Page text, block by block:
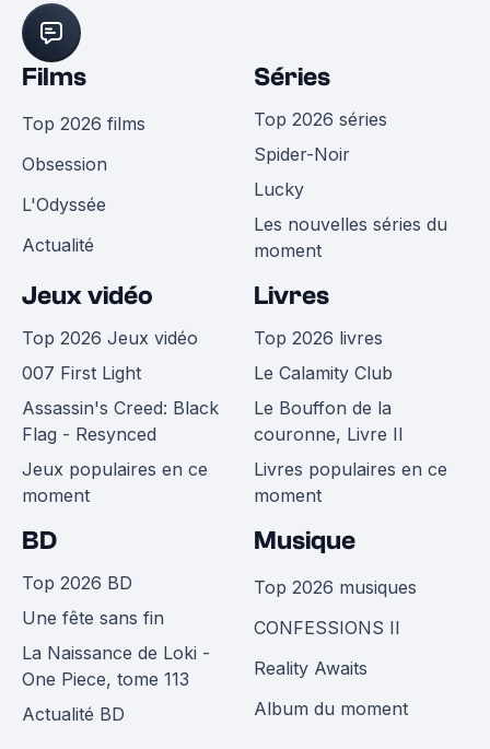
Films
Top 2026 films
Obsession
L'Odyssée
Actualité
Séries
Top 2026 séries
Spider-Noir
Lucky
Les nouvelles séries du
moment
Jeux vidéo
Top 2026 Jeux vidéo
007 First Light
Assassin's Creed: Black
Flag - Resynced
Jeux populaires en ce
moment
Livres
Top 2026 livres
Le Calamity Club
Le Bouffon de la
couronne, Livre II
Livres populaires en ce
moment
BD
Top 2026 BD
Une fête sans fin
La Naissance de Loki -
One Piece, tome 113
Actualité BD
Musique
Top 2026 musiques
CONFESSIONS II
Reality Awaits
Album du moment